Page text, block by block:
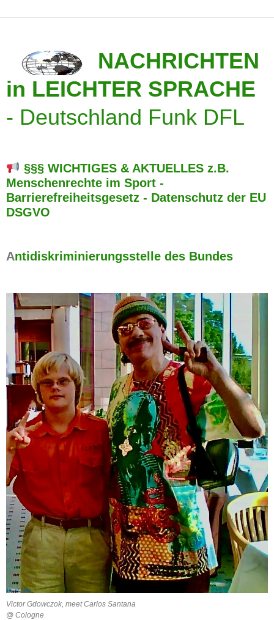
NACHRICHTEN
in LEICHTER SPRACHE
- Deutschland Funk DFL
§§§ WICHTIGES & AKTUELLES z.B.
Menschenrechte im Sport -
Barrierefreiheitsgesetz - Datenschutz der EU
DSGVO
Antidiskriminierungsstelle des Bundes
Victor Gdowczok, meet Carlos Santana
@ Cologne